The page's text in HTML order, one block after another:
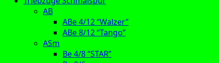
AB
ABe 4/12 “Walzer”
ABe 8/12 “Tango”
ASm
Be 4/8 “STAR”